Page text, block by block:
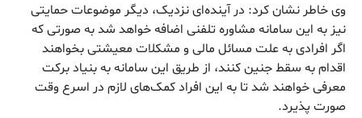
وی خاطر نشان کرد: در آینده‌ای نزدیک، دیگر موضوعات حمایتی
نیز به این سامانه مشاوره‌‌ تلفنی اضافه خواهد شد به صورتی که
اگر افرادی به علت مسائل مالی و مشکلات معیشتی بخواهند
اقدام به سقط جنین کنند، از طریق این سامانه به بنیاد برکت
معرفی خواهند شد تا به این افراد کمک‌های لازم در اسرع وقت
صورت پذیرد.